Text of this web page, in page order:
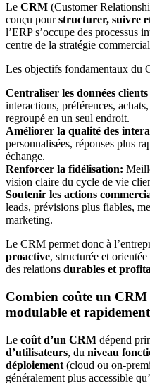
Le CRM (Customer
conçu pourstructurer, suivre
l’ERP s’occupe des processus
centre de la stratégie
Les objectifs fondamentaux du
Centraliser les données
interactions, préférences,
regroupé en un seul endroit.
Améliorer la qualité des
personnalisées, réponses plus
échange.
Renforcer la fidélisation:
vision claire du cycle de vie
Soutenir les actions
leads, prévisions plus fiables,
marketing.
Le CRM permet donc à
proactive, structurée et orientée
des relations durables et
Combien coûte un CRM
modulable et
Le coût d’un CRM dépend
d’utilisateurs, du niveau
déploiement (cloud ou on-
généralement plus accessible